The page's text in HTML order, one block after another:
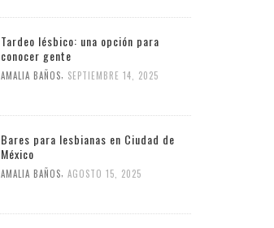
Tardeo lésbico: una opción para
conocer gente
AMALIA BAÑOS SEPTIEMBRE 14, 2025
Bares para lesbianas en Ciudad de
México
AMALIA BAÑOS AGOSTO 15, 2025